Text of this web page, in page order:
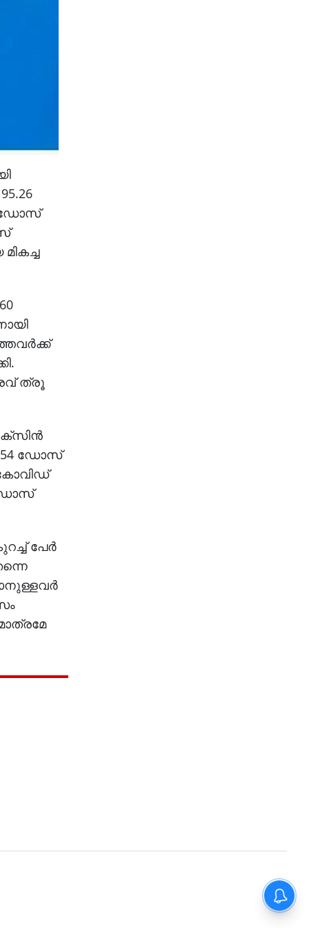
ഡോസ്
ത്രൂ
ഡോസ്
ഡോസ്
പേര്‍